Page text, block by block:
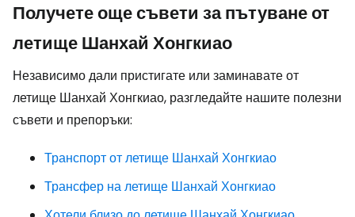
Получете още съвети за пътуване от
летище Шанхай Хонгкиао
Независимо дали пристигате или заминавате от
летище Шанхай Хонгкиао, разгледайте нашите полезни
съвети и препоръки:
Транспорт от летище Шанхай Хонгкиао
Трансфер на летище Шанхай Хонгкиао